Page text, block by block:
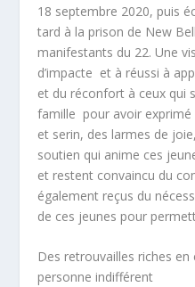
18 septembre 2020, puis
tard à la prison de New
manifestants du 22. Une
d’impacte et à réussi à
et du réconfort à ceux qui
famille pour avoir
et serin, des larmes de
soutien qui anime ces
et restent convaincu du
également reçus du
de ces jeunes pour
Des retrouvailles riches
personne indifférent